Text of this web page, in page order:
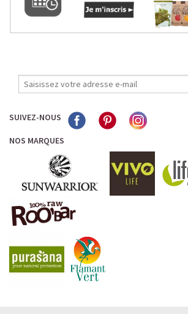
SUIVEZ-NOUS
NOS MARQUES